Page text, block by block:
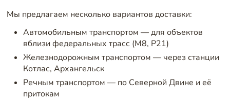
Мы предлагаем несколько вариантов доставки:
Автомобильным транспортом — для объектов
вблизи федеральных трасс (М8, Р21)
Железнодорожным транспортом — через станции
Котлас, Архангельск
Речным транспортом — по Северной Двине и её
притокам